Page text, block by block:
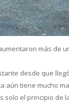
que tan
más de
desde que
tiene mucho
solo el principio de